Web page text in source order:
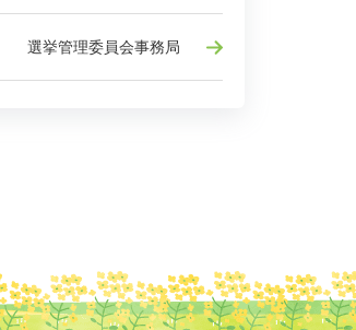
選挙管理委員会事務局